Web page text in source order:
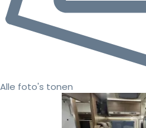
Alle foto's tonen